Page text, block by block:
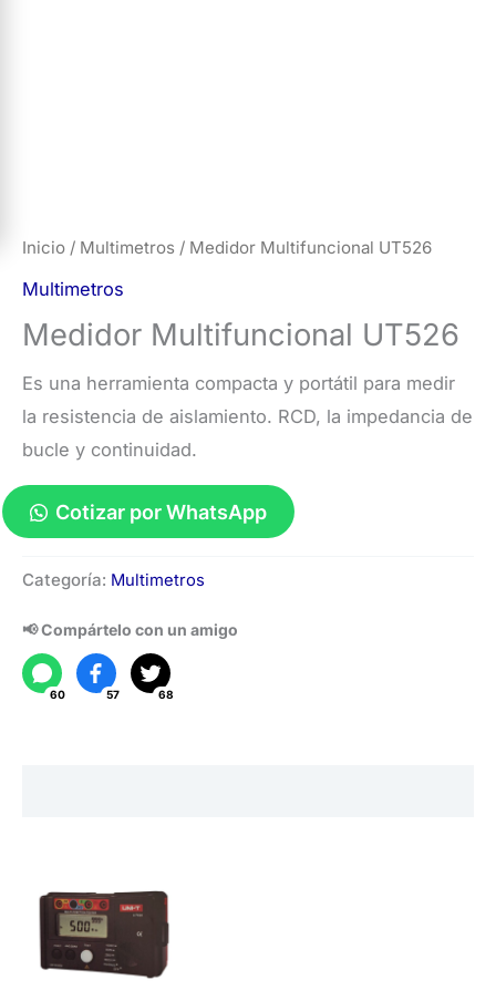
Inicio / Multimetros / Medidor Multifuncional UT526
Multimetros
Medidor Multifuncional UT526
Es una herramienta compacta y portátil para medir
la resistencia de aislamiento. RCD, la impedancia de
bucle y continuidad.
Cotizar por WhatsApp
Multifuncional
UT526
cantidad
Categoría: Multimetros
📢 Compártelo con un amigo
60 57 68